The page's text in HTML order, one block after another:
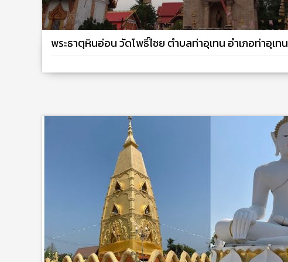
พระธาตุหินอ่อน วัดโพธิ์ไชย ตำบลท่าอุเทน อำเภอท่าอุเทน